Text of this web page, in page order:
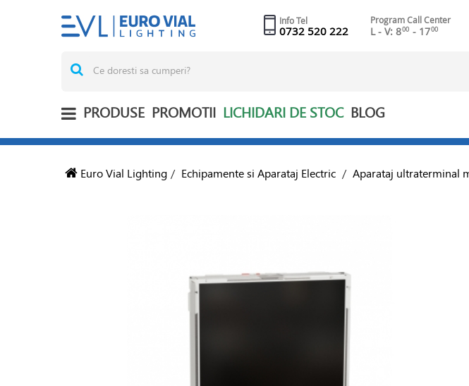
Info Tel
0732 520 222
Program Call Center
L - V: 800 - 1700
PRODUSE PROMOTII LICHIDARI DE STOC BLOG
Euro Vial Lighting / Echipamente si Aparataj Electric / Aparataj ultraterminal